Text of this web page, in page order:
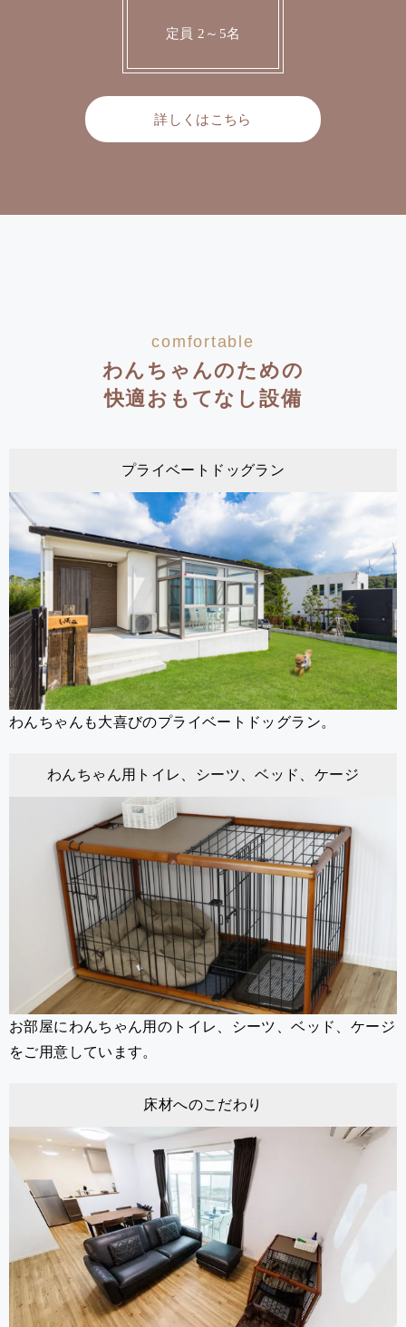
定員 2～5名
詳しくはこちら
comfortable
わんちゃんのための
快適おもてなし設備
プライベートドッグラン
わんちゃんも大喜びのプライベートドッグラン。
わんちゃん用トイレ、シーツ、ベッド、ケージ
お部屋にわんちゃん用のトイレ、シーツ、ベッド、ケージ
をご用意しています。
床材へのこだわり